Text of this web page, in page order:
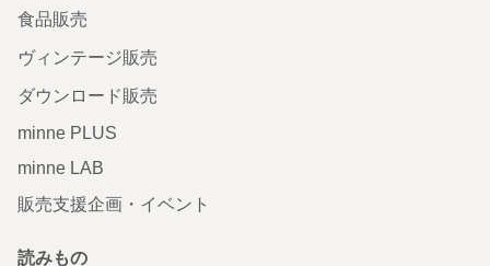
食品販売
ヴィンテージ販売
ダウンロード販売
minne PLUS
minne LAB
販売支援企画・イベント
読みもの